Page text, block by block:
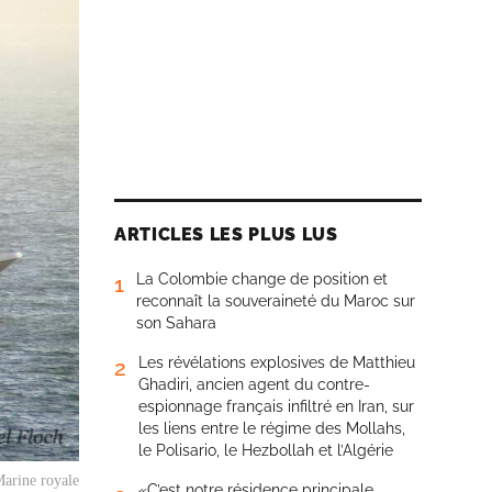
royale
ARTICLES LES PLUS LUS
1
La Colombie change de position et
reconnaît la souveraineté du Maroc sur
son Sahara
2
Les révélations explosives de Matthieu
Ghadiri, ancien agent du contre-
espionnage français infiltré en Iran, sur
les liens entre le régime des Mollahs,
le Polisario, le Hezbollah et l’Algérie